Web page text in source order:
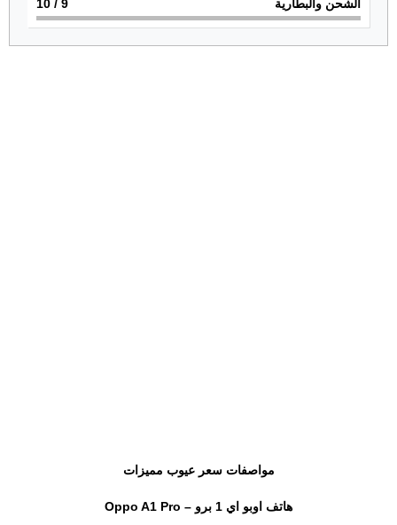
الشحن والبطارية 9
/ 10
مواصفات سعر عيوب مميزات
هاتف اوبو اي 1 برو – Oppo A1 Pro